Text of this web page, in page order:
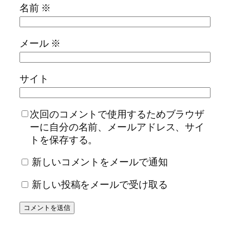
名前 ※
メール ※
サイト
次回のコメントで使用するためブラウザ
ーに自分の名前、メールアドレス、サイ
トを保存する。
新しいコメントをメールで通知
新しい投稿をメールで受け取る